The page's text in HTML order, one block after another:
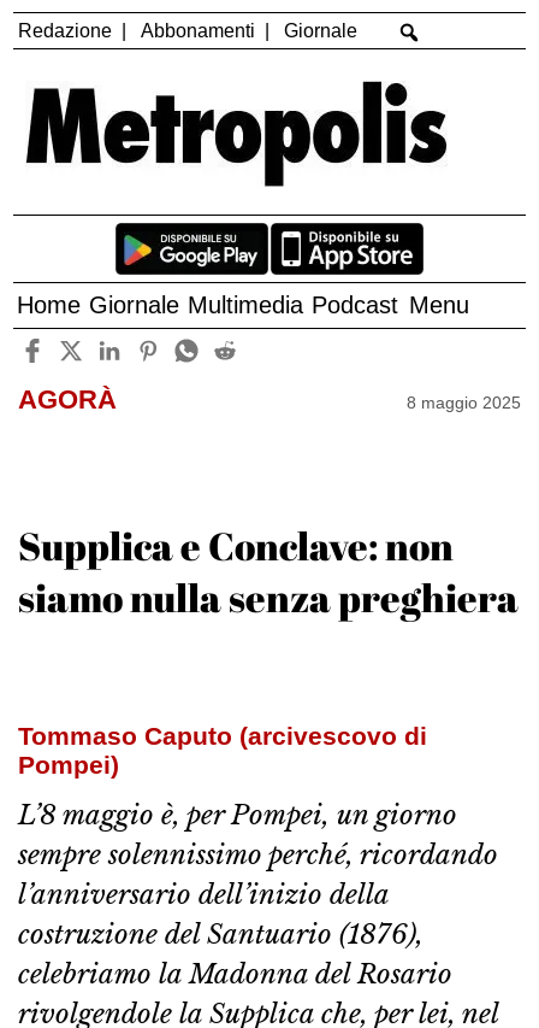
Redazione Abbonamenti Giornale
Home Giornale Multimedia Podcast Menu
AGORÀ 8 maggio 2025
Supplica e Conclave: non
siamo nulla senza preghiera
Tommaso Caputo (arcivescovo di
Pompei)
L’8 maggio è, per Pompei, un giorno
sempre solennissimo perché, ricordando
l’anniversario dell’inizio della
costruzione del Santuario (1876),
celebriamo la Madonna del Rosario
rivolgendole la Supplica che, per lei, nel